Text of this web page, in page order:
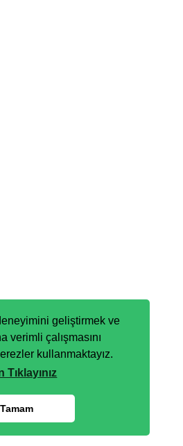
geliştirmek ve
verimli çalışmasını
kullanmaktayız.
Tamam